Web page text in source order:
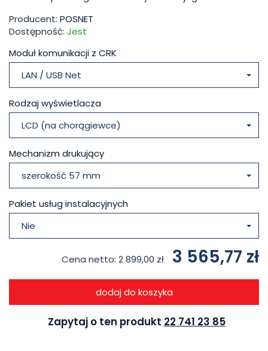
Producent: POSNET
Dostępność: Jest
Moduł komunikacji z CRK
LAN / USB Net
Rodzaj wyświetlacza
LCD (na chorągiewce)
Mechanizm drukujący
szerokość 57 mm
Pakiet usług instalacyjnych
Nie
Cena netto: 2 899,00 zł 3 565,77 zł
dodaj do koszyka
Zapytaj o ten produkt 22 741 23 85